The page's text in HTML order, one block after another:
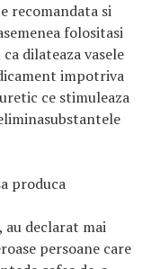
recomandata si
folositasi
dilateaza vasele
impotriva
ce stimuleaza
produca
au declarat mai
persoane care